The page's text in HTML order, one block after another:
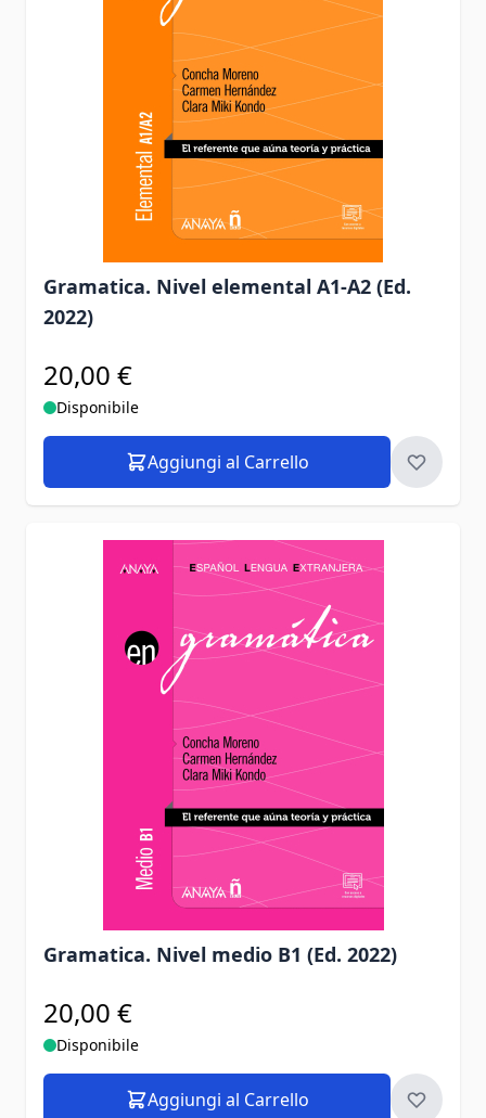
Gramatica. Nivel elemental A1-A2 (Ed.
2022)
20,00 €
Disponibile
Aggiungi al Carrello
Gramatica. Nivel medio B1 (Ed. 2022)
20,00 €
Disponibile
Aggiungi al Carrello